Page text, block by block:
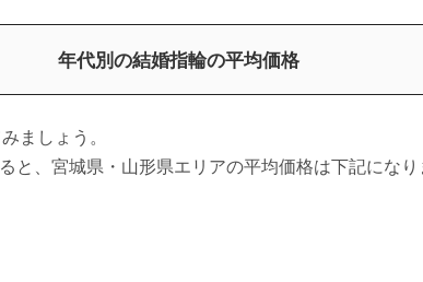
年代別の結婚指輪の平均価格
ましょう。
と、宮城県・山形県エリアの平均価格は下記にな